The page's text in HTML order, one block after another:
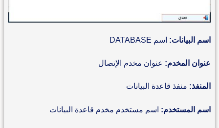
اسم البيانات: اسم DATABASE
عنوان المخدم: عنوان مخدم الإتصال
المنفذ: منفذ قاعدة البيانات
اسم المستخدم: اسم مستخدم مخدم قاعدة البيانات